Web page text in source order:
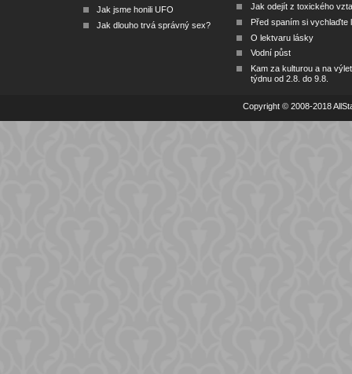
Jak jsme honili UFO
Jak dlouho trvá správný sex?
Jak odejít z toxického
Před spaním si vychlaďte
O lektvaru lásky
Vodní půst
Kam za kulturou a na
týdnu od 2.8. do 9.8.
Copyright © 2008-2018